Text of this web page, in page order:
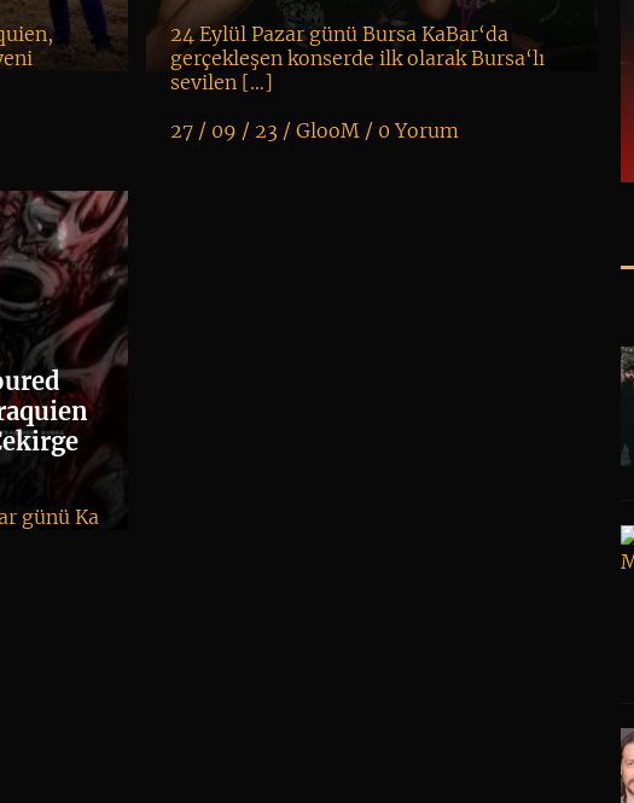
24 Eylül Pazar günü Bursa KaBar‘da
gerçekleşen konserde ilk olarak Bursa‘lı
sevilen […]
27 / 09 / 23 /GlooM / 0 Yorum
günü Ka